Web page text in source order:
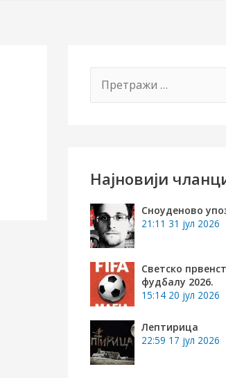
р
а
г
а
а
:
Најновији
Сноуденово
21:11 31 јул 2026
Светско
фудбалу 2026.
15:14 20 јул 2026
Лептирица
22:59 17 јул 2026